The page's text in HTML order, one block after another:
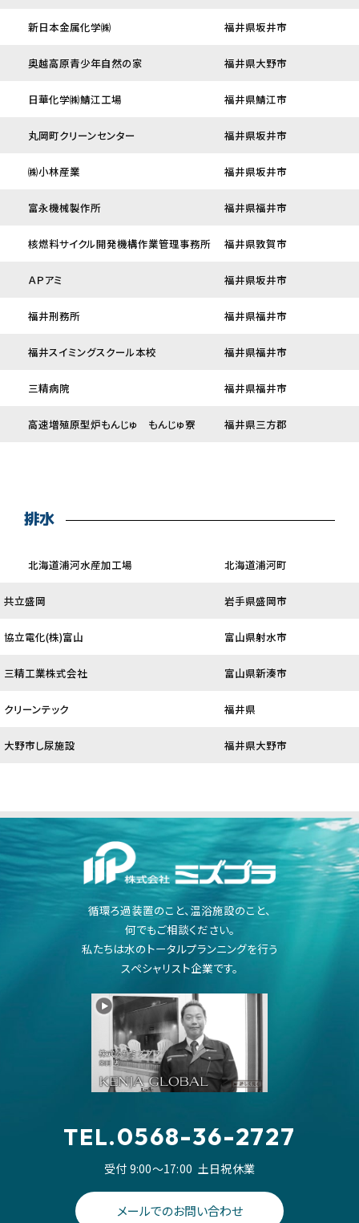
新日本金属化学㈱ 福井県坂井市
奥越高原青少年自然の家 福井県大野市
日華化学㈱鯖江工場 福井県鯖江市
丸岡町クリーンセンター 福井県坂井市
㈱小林産業 福井県坂井市
富永機械製作所 福井県福井市
核燃料サイクル開発機構作業管理事務所 福井県敦賀市
ＡＰアミ 福井県坂井市
福井刑務所 福井県福井市
福井スイミングスクール本校 福井県福井市
三精病院 福井県福井市
高速増殖原型炉もんじゅ もんじゅ寮 福井県三方郡
排水
北海道浦河水産加工場 北海道浦河町
共立盛岡 岩手県盛岡市
協立電化(株)富山 富山県射水市
三精工業株式会社 富山県新湊市
クリーンテック 福井県
大野市し尿施設 福井県大野市
循環ろ過装置のこと、温浴施設のこと、
何でもご相談ください。
私たちは水のトータルプランニングを行う
スペシャリスト企業です。
TEL.0568-36-2727
受付 9:00～17:00 土日祝休業
メールでのお問い合わせ